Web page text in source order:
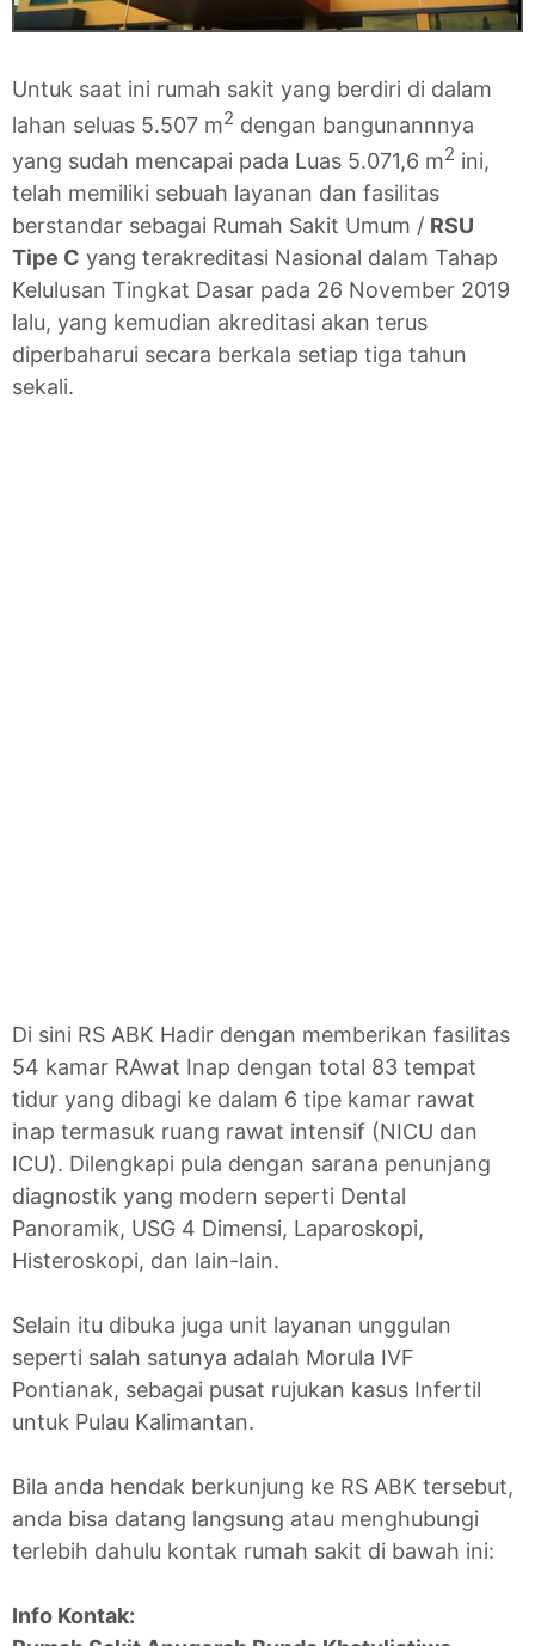
Untuk saat ini rumah sakit yang berdiri di dalam
lahan seluas 5.507 m2 dengan bangunannnya
yang sudah mencapai pada Luas 5.071,6 m2 ini,
telah memiliki sebuah layanan dan fasilitas
berstandar sebagai Rumah Sakit Umum / RSU
Tipe C yang terakreditasi Nasional dalam Tahap
Kelulusan Tingkat Dasar pada 26 November 2019
lalu, yang kemudian akreditasi akan terus
diperbaharui secara berkala setiap tiga tahun
sekali.
Di sini RS ABK Hadir dengan memberikan fasilitas
54 kamar RAwat Inap dengan total 83 tempat
tidur yang dibagi ke dalam 6 tipe kamar rawat
inap termasuk ruang rawat intensif (NICU dan
ICU). Dilengkapi pula dengan sarana penunjang
diagnostik yang modern seperti Dental
Panoramik, USG 4 Dimensi, Laparoskopi,
Histeroskopi, dan lain-lain.
Selain itu dibuka juga unit layanan unggulan
seperti salah satunya adalah Morula IVF
Pontianak, sebagai pusat rujukan kasus Infertil
untuk Pulau Kalimantan.
Bila anda hendak berkunjung ke RS ABK tersebut,
anda bisa datang langsung atau menghubungi
terlebih dahulu kontak rumah sakit di bawah ini:
Info Kontak: